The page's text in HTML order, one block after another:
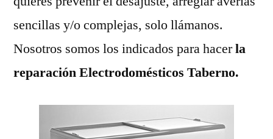
sencillas y/o complejas, solo llámanos.
Nosotros somos los indicados para hacerla
reparación Electrodomésticos Taberno.